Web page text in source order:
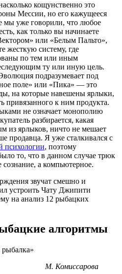
кощунственно это
Мессии, но его кажущееся
уже говорили, что любое
как только вы начинаете
или «Белым Пальто»,
жесткую систему, где
по тем или иным
ту или иную цель.
подразумевает под
поле» или «Пика» — это
на которые навешены ярлыки,
к ним продукта.
не означает монополию
разбирается, какая
из ярлыков, ничто не мешает
продавца. Я уже сталкивался с
психологии, поэтому
то, что в данном случае трюк
сознание, а компьютерное.
звучат смешно и
устроить Чату Джипити
на анализ 12 рыбацких
алгоритмы
М. Комиссарова